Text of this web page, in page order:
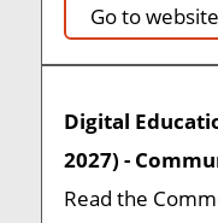
Go to website
Digital
2027) -
Read the